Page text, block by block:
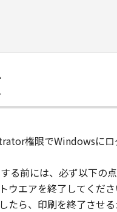
権限でWindowsにロ
る前には、必ず以下の
ウエアを終了してくださ
たら、印刷を終了させ